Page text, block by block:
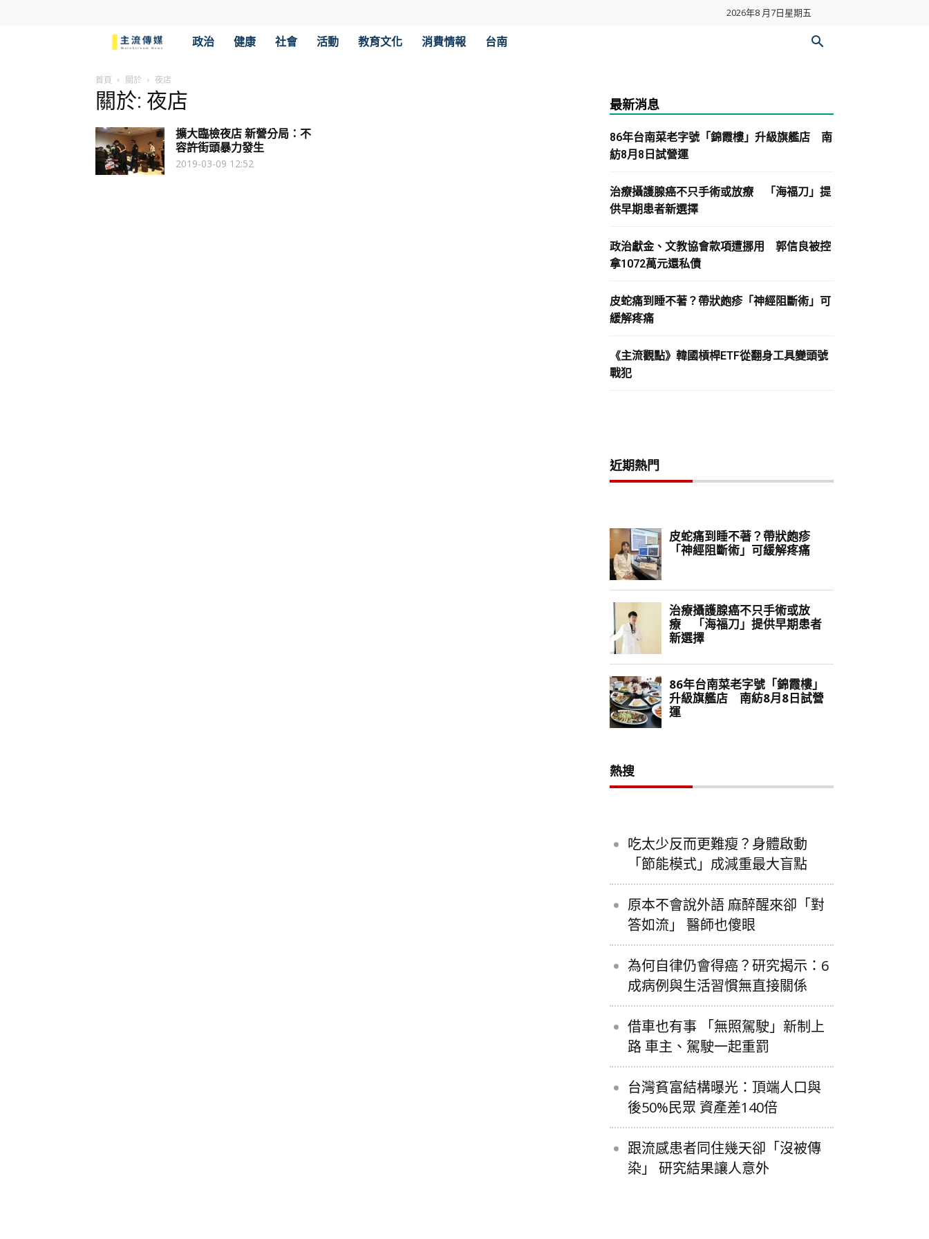
2026年8 月7日星期五
傳
媒
政治 健康 社會 活動 教育文化 消費情報 台南
首頁 關於 夜店
關於: 夜店
擴大臨檢夜店 新營分局：不
容許街頭暴力發生
2019-03-09 12:52
最新消息
86年台南菜老字號「錦霞樓」升級旗艦店 南
紡8月8日試營運
治療攝護腺癌不只手術或放療 「海福刀」提
供早期患者新選擇
政治獻金、文教協會款項遭挪用 郭信良被控
拿1072萬元還私債
皮蛇痛到睡不著？帶狀皰疹「神經阻斷術」可
緩解疼痛
《主流觀點》韓國槓桿ETF從翻身工具變頭號
戰犯
近期熱門
熱搜
吃太少反而更難瘦？身體啟動
「節能模式」成減重最大盲點
原本不會說外語 麻醉醒來卻「對
答如流」 醫師也傻眼
為何自律仍會得癌？研究揭示：6
成病例與生活習慣無直接關係
借車也有事 「無照駕駛」新制上
路 車主、駕駛一起重罰
台灣貧富結構曝光：頂端人口與
後50%民眾 資產差140倍
跟流感患者同住幾天卻「沒被傳
染」 研究結果讓人意外